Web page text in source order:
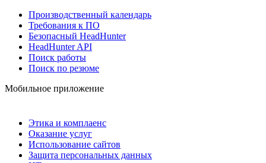
Производственный календарь
Требования к ПО
Безопасный HeadHunter
HeadHunter API
Поиск работы
Поиск по резюме
Мобильное приложение
Этика и комплаенс
Оказание услуг
Использование сайтов
Защита персональных данных